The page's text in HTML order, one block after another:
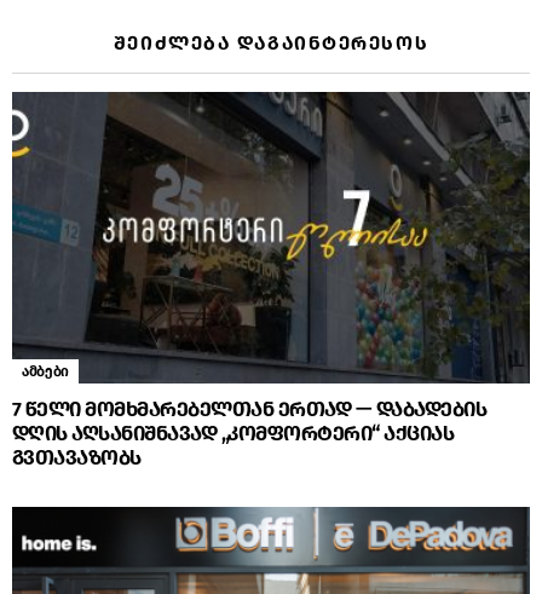
ᲨᲔᲘᲫᲚᲔᲑᲐ ᲓᲐᲒᲐᲘᲜᲢᲔᲠᲔᲡᲝᲡ
ამბები
7 წელი მომხმარებელთან ერთად — დაბადების
დღის აღსანიშნავად „კომფორტერი“ აქციას
გვთავაზობს